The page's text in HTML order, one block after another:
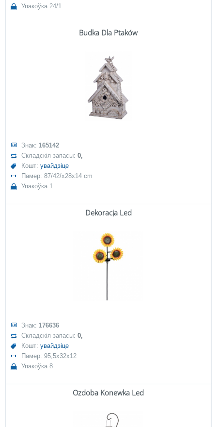
Упакоўка 24/1
Budka Dla Ptaków
Знак: 165142
Складскія запасы:0,
Кошт:увайдзіце
Памер: 87/42/x28x14 cm
Упакоўка 1
Dekoracja Led
Знак: 176636
Складскія запасы:0,
Кошт:увайдзіце
Памер: 95,5x32x12
Упакоўка 8
Ozdoba Konewka Led